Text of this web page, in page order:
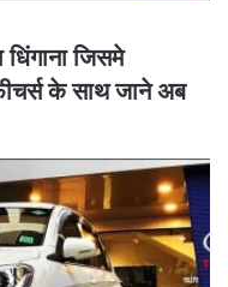
जिसमे
के साथ जाने अब